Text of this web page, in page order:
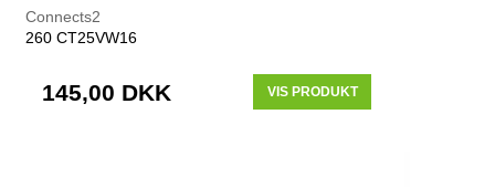
Connects2
260 CT25VW16
145,00 DKK VIS PRODUKT